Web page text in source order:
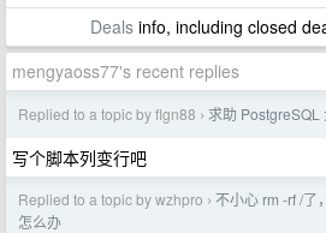
Dealsinfo, including closed
mengyaoss77's recent replies
Replied to a topic by flgn88 › 求助 PostgreSQL
写个脚本列变行吧
Replied to a topic by wzhpro › 不小心 rm -rf /了
怎么办